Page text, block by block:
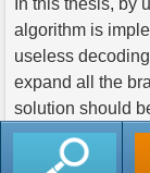
algorithm is
useless
expand all the
solution should